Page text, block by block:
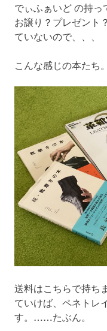
でぃふぁいど の持
お譲り？プレゼント
ていないので、、、
こんな感じの本たち。
送料はこちらで持ち
ていけば、ペネトレ
す。……たぶん。